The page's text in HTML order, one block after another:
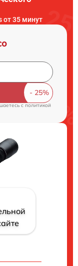
от 35 минут
cполитикой